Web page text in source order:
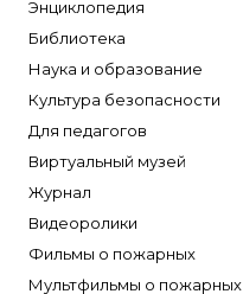
Энциклопедия
Библиотека
Наука и образование
Культура безопасности
Для педагогов
Виртуальный музей
Журнал
Видеоролики
Фильмы о пожарных
Мультфильмы о пожарных